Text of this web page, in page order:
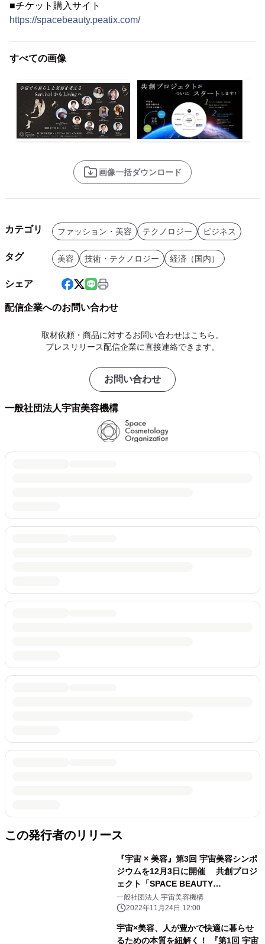
■チケット購入サイト
https://spacebeauty.peatix.com/
すべての画像
画像一括ダウンロード
カテゴリ ファッション・美容 テクノロジー ビジネス
タグ 美容 技術・テクノロジー 経済（国内）
シェア
配信企業へのお問い合わせ
取材依頼・商品に対するお問い合わせはこちら。
プレスリリース配信企業に直接連絡できます。
お問い合わせ
一般社団法人宇宙美容機構
この発行者のリリース
『宇宙 × 美容』第3回 宇宙美容シンポ
ジウムを12月3日に開催 共創プロジ
ェクト「SPACE BEAUTY
COMMUNITY」もスタート
一般社団法人 宇宙美容機構
2022年11月24日 12:00
宇宙×美容、人が豊かで快適に暮らせ
るための本質を紐解く！ 『第1回 宇宙